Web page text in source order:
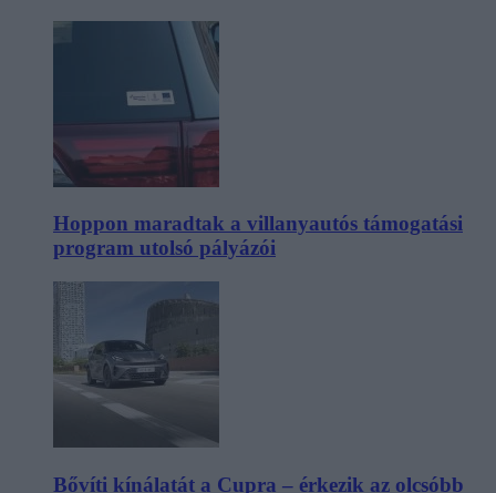
Hoppon maradtak a villanyautós támogatási
program utolsó pályázói
Bővíti kínálatát a Cupra – érkezik az olcsóbb